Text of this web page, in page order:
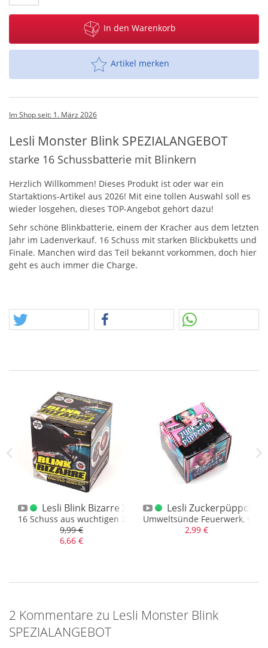
In den Warenkorb
Artikel merken
Im Shop seit: 1. März 2026
Lesli Monster Blink SPEZIALANGEBOT
starke 16 Schussbatterie mit Blinkern
Herzlich Willkommen! Dieses Produkt ist oder war ein
Startaktions-Artikel aus 2026! Mit eine tollen Auswahl soll es
wieder losgehen, dieses TOP-Angebot gehört dazu!
Sehr schöne Blinkbatterie, einem der Kracher aus dem letzten
Jahr im Ladenverkauf. 16 Schuss mit starken Blickbuketts und
Finale. Manchen wird das Teil bekannt vorkommen, doch hier
geht es auch immer die Charge.
Lesli Blink Bizarre XL Batterie
16 Schuss aus wuchtigen 25mm Rohren
9,99 €
6,66 €
Lesli
Umweltsünde Feuerwerk, sehr
2,99 €
2 Kommentare zu Lesli Monster Blink
SPEZIALANGEBOT